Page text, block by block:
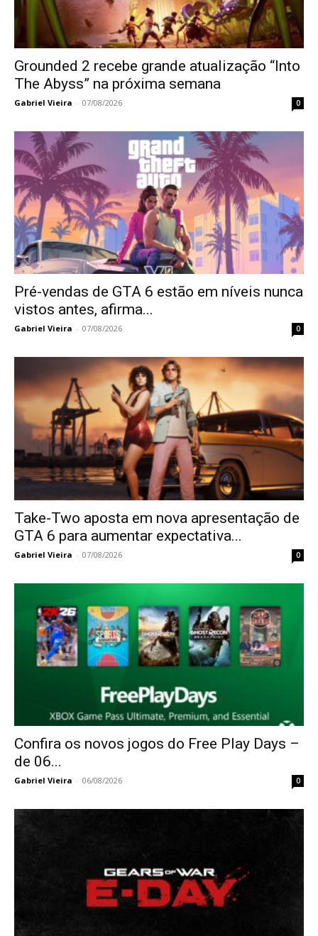
Grounded 2 recebe grande atualização “Into
The Abyss” na próxima semana
Gabriel Vieira - 07/08/2026 0
Pré-vendas de GTA 6 estão em níveis nunca
vistos antes, afirma...
Gabriel Vieira - 07/08/2026 0
Take-Two aposta em nova apresentação de
GTA 6 para aumentar expectativa...
Gabriel Vieira - 07/08/2026 0
Confira os novos jogos do Free Play Days –
de 06...
Gabriel Vieira - 06/08/2026 0